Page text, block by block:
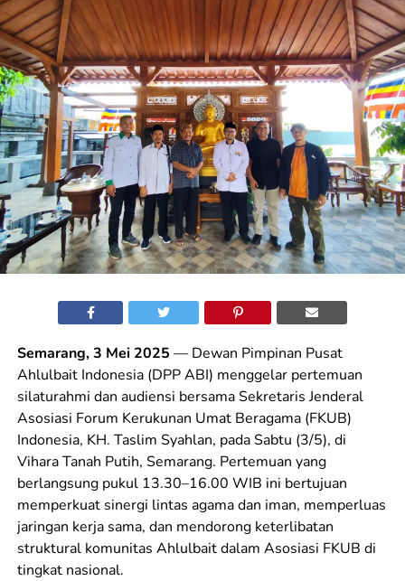
Semarang, 3 Mei 2025 — Dewan Pimpinan Pusat
Ahlulbait Indonesia (DPP ABI) menggelar pertemuan
silaturahmi dan audiensi bersama Sekretaris Jenderal
Asosiasi Forum Kerukunan Umat Beragama (FKUB)
Indonesia, KH. Taslim Syahlan, pada Sabtu (3/5), di
Vihara Tanah Putih, Semarang. Pertemuan yang
berlangsung pukul 13.30–16.00 WIB ini bertujuan
memperkuat sinergi lintas agama dan iman, memperluas
jaringan kerja sama, dan mendorong keterlibatan
struktural komunitas Ahlulbait dalam Asosiasi FKUB di
tingkat nasional.